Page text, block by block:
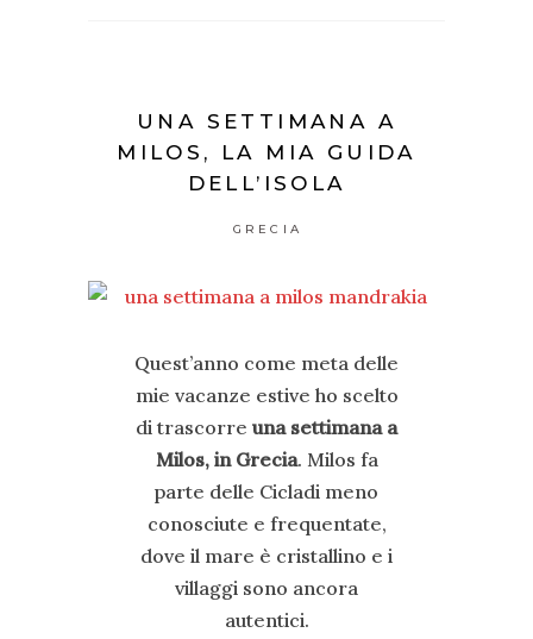
UNA SETTIMANA A
MILOS, LA MIA GUIDA
DELL’ISOLA
GRECIA
Quest’anno come meta delle
mie vacanze estive ho scelto
di trascorre una settimana a
Milos, in Grecia. Milos fa
parte delle Cicladi meno
conosciute e frequentate,
dove il mare è cristallino e i
villaggi sono ancora
autentici.